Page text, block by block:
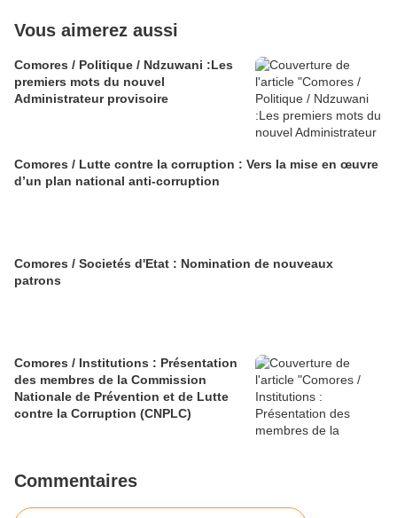
Vous aimerez aussi
Comores / Politique / Ndzuwani :Les
premiers mots du nouvel
Administrateur provisoire
Comores / Lutte contre la corruption : Vers la mise en œuvre
d’un plan national anti-corruption
Comores / Societés d'Etat : Nomination de nouveaux
patrons
Comores / Institutions : Présentation
des membres de la Commission
Nationale de Prévention et de Lutte
contre la Corruption (CNPLC)
Commentaires